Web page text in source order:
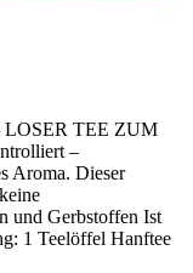
LOSER TEE ZUM
–
Aroma. Dieser
und Gerbstoffen Ist
1 Teelöffel Hanftee